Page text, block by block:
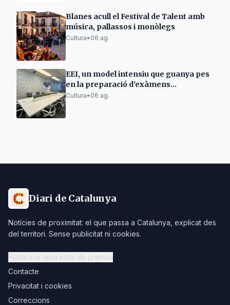
Blanes acull el Festival de Talent amb
música, pallassos i monòlegs
Cultura• 06 ag.
EEI, un model intensiu que guanya pes
en la preparació d'exàmens
Cambridge a Espanya
Cultura• 06 ag.
Diari de Catalunya
Notícies de proximitat: el que passa a Catalunya, explicat des
del territori. Sense publicitat ni cookies.
Publica la teva nota de premsa
Contacte
Privacitat i cookies
Correccions